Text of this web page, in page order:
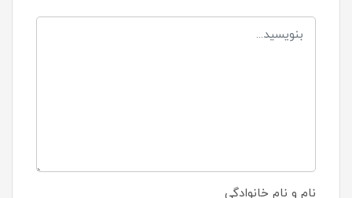
نام و نام خانوادگی